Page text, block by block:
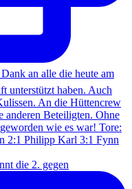
die 2. gegen